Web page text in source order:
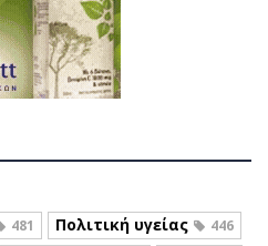
481 Πολιτική υγείας 446